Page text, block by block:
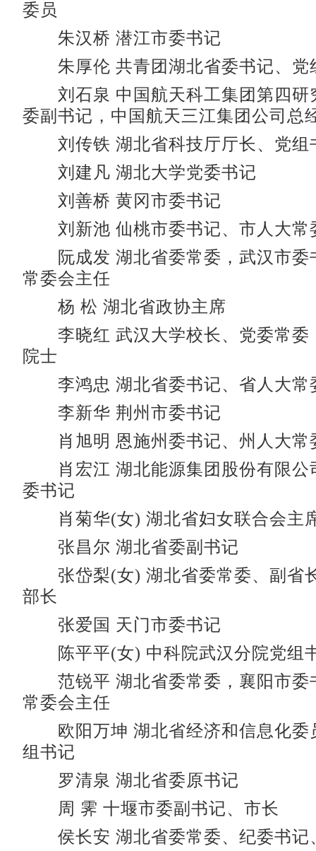
委员
朱汉桥 潜江市委书记
朱厚伦 共青团湖北省委书记、党
刘石泉 中国航天科工集团第四研
委副书记，中国航天三江集团公司总
刘传铁 湖北省科技厅厅长、党组
刘建凡 湖北大学党委书记
刘善桥 黄冈市委书记
刘新池 仙桃市委书记、市人大常
阮成发 湖北省委常委，武汉市委
常委会主任
杨 松 湖北省政协主席
李晓红 武汉大学校长、党委常委
院士
李鸿忠 湖北省委书记、省人大常
李新华 荆州市委书记
肖旭明 恩施州委书记、州人大常
肖宏江 湖北能源集团股份有限公
委书记
肖菊华(女) 湖北省妇女联合会主
张昌尔 湖北省委副书记
张岱梨(女) 湖北省委常委、副省
部长
张爱国 天门市委书记
陈平平(女) 中科院武汉分院党组
范锐平 湖北省委常委，襄阳市委
常委会主任
欧阳万坤 湖北省经济和信息化委
组书记
罗清泉 湖北省委原书记
周 霁 十堰市委副书记、市长
侯长安 湖北省委常委、纪委书记